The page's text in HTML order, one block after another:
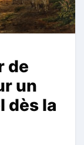
de
un
dès la